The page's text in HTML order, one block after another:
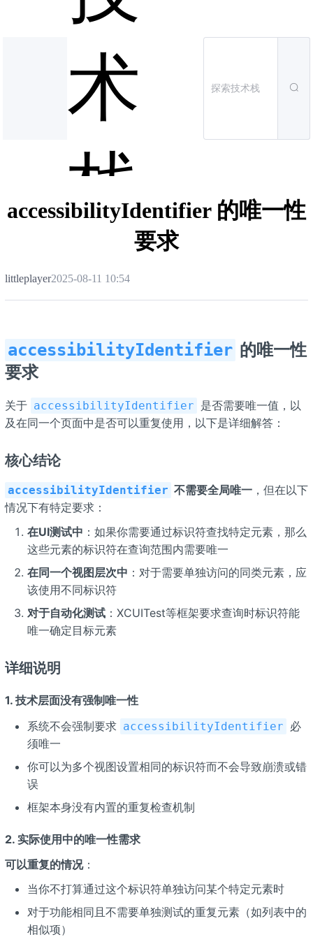
术
栈
accessibilityIdentifier 的唯一性
要求
littleplayer2025-08-11 10:54
accessibilityIdentifier 的唯一性
要求
关于 accessibilityIdentifier 是否需要唯一值，以
及在同一个页面中是否可以重复使用，以下是详细解答：
核心结论
accessibilityIdentifier 不需要全局唯一，但在以下
情况下有特定要求：
在UI测试中 ：如果你需要通过标识符查找特定元素，那么
这些元素的标识符在查询范围内需要唯一
在同一个视图层次中 ：对于需要单独访问的同类元素，应
该使用不同标识符
对于自动化测试：XCUITest等框架要求查询时标识符能
唯一确定目标元素
详细说明
1. 技术层面没有强制唯一性
系统不会强制要求 accessibilityIdentifier 必
须唯一
你可以为多个视图设置相同的标识符而不会导致崩溃或错
误
框架本身没有内置的重复检查机制
2. 实际使用中的唯一性需求
可以重复的情况：
当你不打算通过这个标识符单独访问某个特定元素时
对于功能相同且不需要单独测试的重复元素（如列表中的
相似项）